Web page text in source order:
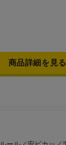
商品詳細を見る